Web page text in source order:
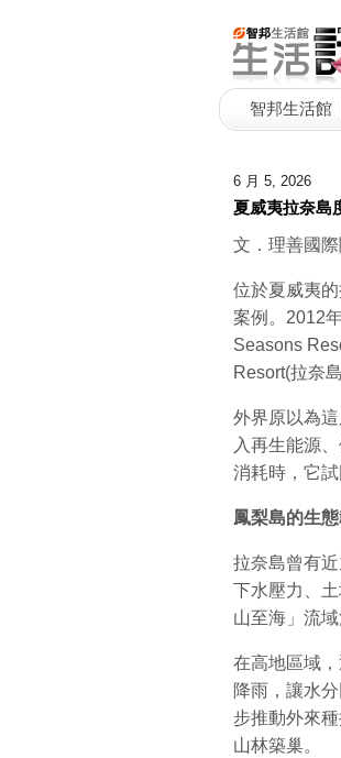
智邦生活館
6 月 5, 2026
夏威夷拉奈島
文．理善國
位於夏威夷
案例。2012
Seasons
Resort(拉奈
外界原以為
入再生能源
消耗時，它
鳳梨島的生
拉奈島曾有
下水壓力、
山至海」流
在高地區域
降雨，讓水
步推動外來
山林築巢。